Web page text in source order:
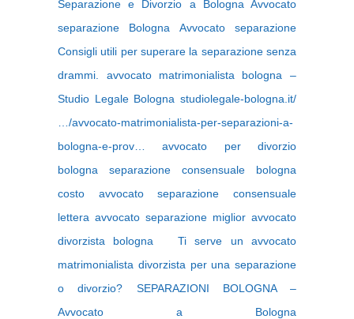
Separazione e Divorzio a Bologna Avvocato
separazione Bologna Avvocato separazione
Consigli utili per superare la separazione senza
drammi. avvocato matrimonialista bologna –
Studio Legale Bologna studiolegale-bologna.it/
…/avvocato-matrimonialista-per-separazioni-a-
bologna-e-prov… avvocato per divorzio
bologna separazione consensuale bologna
costo avvocato separazione consensuale
lettera avvocato separazione miglior avvocato
divorzista bologna Ti serve un avvocato
matrimonialista divorzista per una separazione
o divorzio? SEPARAZIONI BOLOGNA –
Avvocato a Bologna